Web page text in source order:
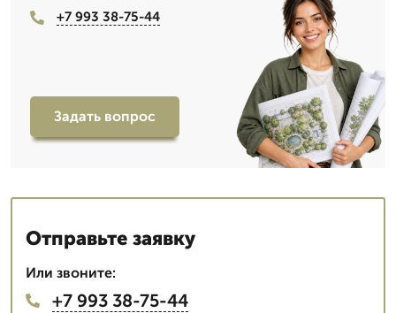
+7 993 38-75-44
Задать вопрос
Отправьте заявку
Или звоните:
+7 993 38-75-44